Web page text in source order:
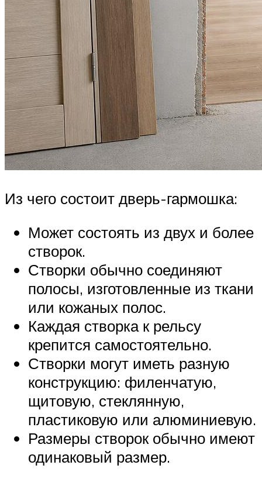
Из чего состоит дверь-гармошка:
Может состоять из двух и более
створок.
Створки обычно соединяют
полосы, изготовленные из ткани
или кожаных полос.
Каждая створка к рельсу
крепится самостоятельно.
Створки могут иметь разную
конструкцию: филенчатую,
щитовую, стеклянную,
пластиковую или алюминиевую.
Размеры створок обычно имеют
одинаковый размер.